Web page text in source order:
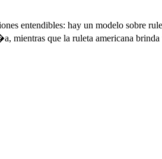
entendibles: hay un modelo sobre
mientras que la ruleta americana